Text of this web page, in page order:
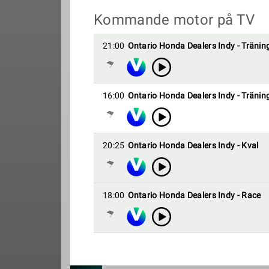
Kommande motor på TV
21:00 Ontario Honda Dealers Indy -
16:00 Ontario Honda Dealers Indy -
20:25 Ontario Honda Dealers Indy - Kval
18:00 Ontario Honda Dealers Indy - Race